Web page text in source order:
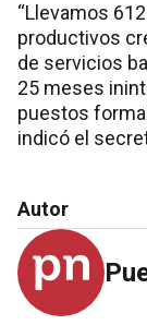
“Llevamos
productivos
de servicios
25 meses
puestos
indicó el
Autor